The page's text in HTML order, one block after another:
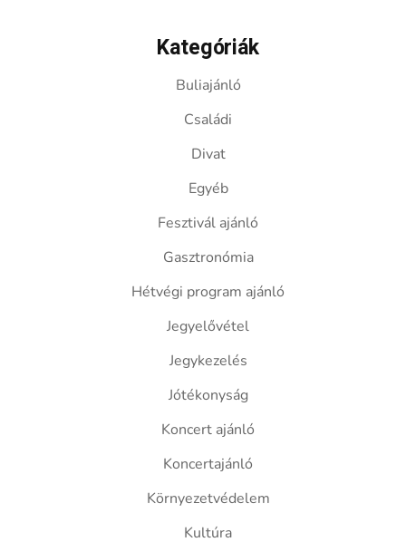
Kategóriák
Buliajánló
Családi
Divat
Egyéb
Fesztivál ajánló
Gasztronómia
Hétvégi program ajánló
Jegyelővétel
Jegykezelés
Jótékonyság
Koncert ajánló
Koncertajánló
Környezetvédelem
Kultúra